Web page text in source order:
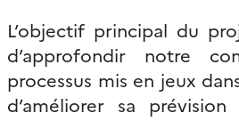
L’objectif principal du
d’approfondir notre
processus mis en jeux
d’améliorer sa